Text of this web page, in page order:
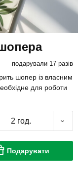
подарували 17 разів
шопер із власним
для роботи
2 год.
Подарувати